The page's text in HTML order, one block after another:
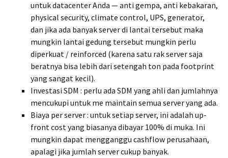
untuk datacenter Anda — anti gempa, anti kebakaran,
physical security, climate control, UPS, generator,
dan jika ada banyak server di lantai tersebut maka
mungkin lantai gedung tersebut mungkin perlu
diperkuat / reinforced (karena satu rak server saja
beratnya bisa lebih dari setengah ton pada footprint
yang sangat kecil).
Investasi SDM : perlu ada SDM yang ahli dan jumlahnya
mencukupi untuk me maintain semua server yang ada.
Biaya per server : untuk setiap server, ini adalah up-
front cost yang biasanya dibayar 100% di muka. Ini
mungkin dapat mengganggu cashflow perusahaan,
apalagi jika jumlah server cukup banyak.